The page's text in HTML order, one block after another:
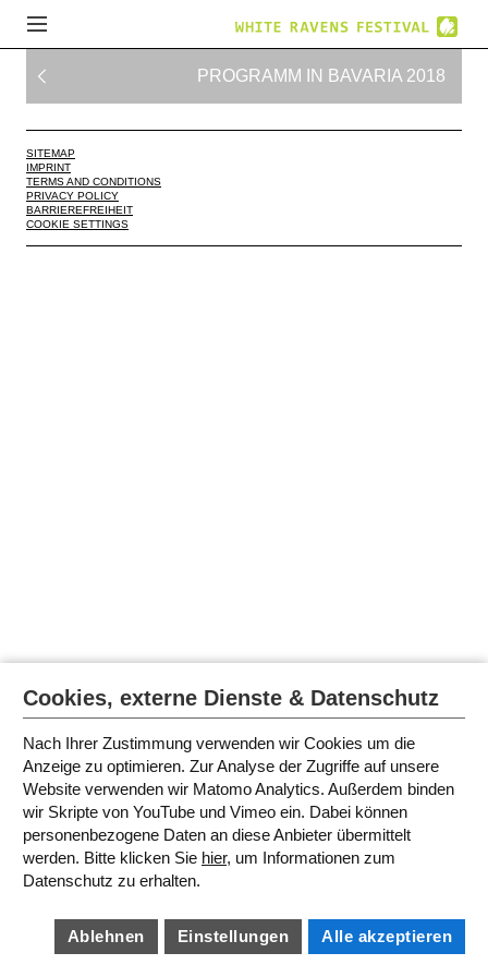
PROGRAMM IN BAVARIA 2018
SITEMAP
IMPRINT
TERMS AND CONDITIONS
PRIVACY POLICY
BARRIEREFREIHEIT
COOKIE SETTINGS
Cookies, externe Dienste & Datenschutz
Nach Ihrer Zustimmung verwenden wir Cookies um die
Anzeige zu optimieren. Zur Analyse der Zugriffe auf unsere
Website verwenden wir Matomo Analytics. Außerdem binden
wir Skripte von YouTube und Vimeo ein. Dabei können
personenbezogene Daten an diese Anbieter übermittelt
werden. Bitte klicken Sie hier, um Informationen zum
Datenschutz zu erhalten.
Ablehnen Einstellungen Alle akzeptieren